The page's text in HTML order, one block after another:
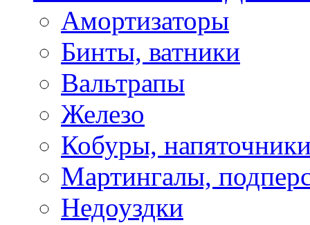
Амортизаторы
Бинты, ватники
Вальтрапы
Железо
Кобуры,
Мартингалы,
Недоуздки